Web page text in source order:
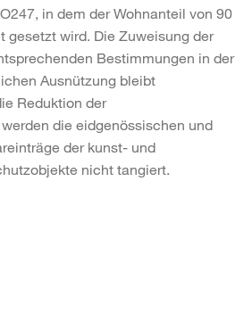
in dem der Wohnanteil von 90
gesetzt wird. Die Zuweisung der
Bestimmungen in der
Ausnützung bleibt
Reduktion der
die eidgenössischen und
der kunst- und
nicht tangiert.